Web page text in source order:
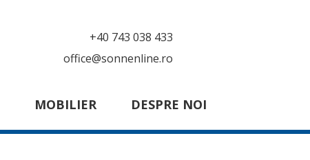
+40 743 038 433
office@sonnenline.ro
MOBILIER DESPRE NOI